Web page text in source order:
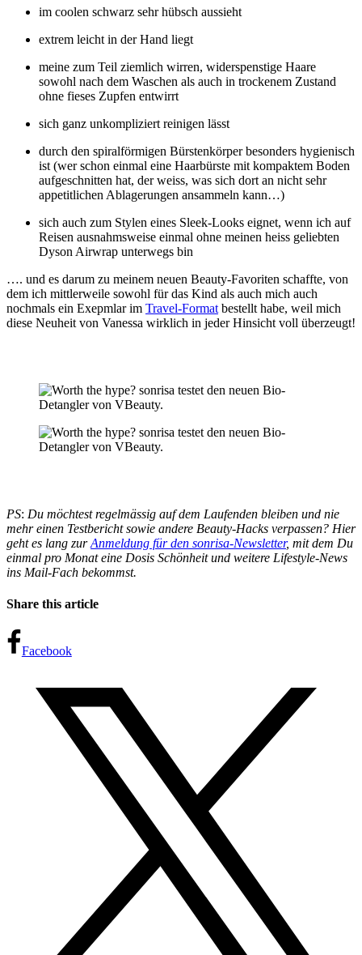
im coolen schwarz sehr hübsch aussieht
extrem leicht in der Hand liegt
meine zum Teil ziemlich wirren, widerspenstige Haare
sowohl nach dem Waschen als auch in trockenem Zustand
ohne fieses Zupfen entwirrt
sich ganz unkompliziert reinigen lässt
durch den spiralförmigen Bürstenkörper besonders hygienisch
ist (wer schon einmal eine Haarbürste mit kompaktem Boden
aufgeschnitten hat, der weiss, was sich dort an nicht sehr
appetitlichen Ablagerungen ansammeln kann…)
sich auch zum Stylen eines Sleek-Looks eignet, wenn ich auf
Reisen ausnahmsweise einmal ohne meinen heiss geliebten
Dyson Airwrap unterwegs bin
…. und es darum zu meinem neuen Beauty-Favoriten schaffte, von
dem ich mittlerweile sowohl für das Kind als auch mich auch
nochmals ein Exepmlar im Travel-Format bestellt habe, weil mich
diese Neuheit von Vanessa wirklich in jeder Hinsicht voll überzeugt!
PS: Du möchtest regelmässig auf dem Laufenden bleiben und nie
mehr einen Testbericht sowie andere Beauty-Hacks verpassen? Hier
geht es lang zurAnmeldung für den sonrisa-Newsletter, mit dem Du
einmal pro Monat eine Dosis Schönheit und weitere Lifestyle-News
ins Mail-Fach bekommst.
Share this article
Facebook